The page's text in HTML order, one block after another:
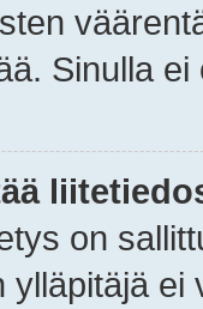
Sinulla
on
ylläpitäjä